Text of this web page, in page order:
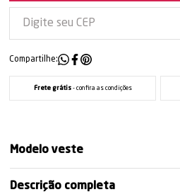
Compartilhe:
Frete grátis- confira as condições
Modelo veste
Descrição completa